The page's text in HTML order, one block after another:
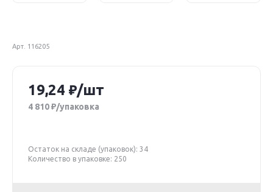
Арт. 116205
19,24 /шт
4 810 /упаковка
Остаток на складе (упаковок): 34
Количество в упаковке: 250